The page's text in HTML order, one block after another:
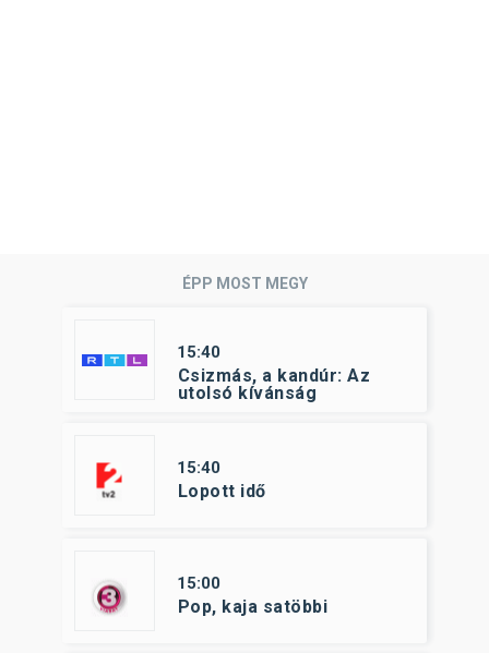
ÉPP MOST MEGY
15:40
Csizmás, a kandúr: Az
utolsó kívánság
15:40
Lopott idő
15:00
Pop, kaja satöbbi